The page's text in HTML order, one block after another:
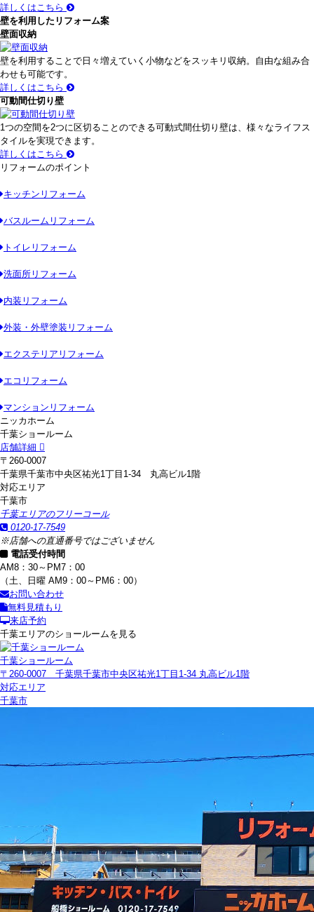
詳しくはこちら
壁を利用したリフォーム案
壁面収納
壁を利用することで日々増えていく小物などをスッキリ収納。自由な組み合
わせも可能です。
詳しくはこちら
可動間仕切り壁
1つの空間を2つに区切ることのできる可動式間仕切り壁は、様々なライフス
タイルを実現できます。
詳しくはこちら
リフォームのポイント
キッチンリフォーム
バスルームリフォーム
トイレリフォーム
洗面所リフォーム
内装リフォーム
外装・外壁塗装リフォーム
エクステリアリフォーム
エコリフォーム
マンションリフォーム
ニッカホーム
千葉ショールーム
店舗詳細
〒260-0007
千葉県千葉市中央区祐光1丁目1-34 丸高ビル1階
対応エリア
千葉市
千葉エリアのフリーコール
0120-17-7549
※店舗への直通番号ではございません
電話受付時間
AM8：30～PM7：00
（土、日曜 AM9：00～PM6：00）
お問い合わせ
無料見積もり
来店予約
千葉エリアのショールームを見る
千葉ショールーム
〒260-0007 千葉県千葉市中央区祐光1丁目1-34 丸高ビル1階
対応エリア
千葉市